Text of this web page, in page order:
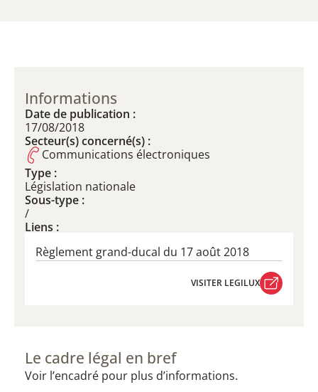
Informations
Date de publication :
17/08/2018
Secteur(s) concerné(s) :
Communications électroniques
Type :
Législation nationale
Sous-type :
/
Liens :
Règlement grand-ducal du 17 août 2018
VISITER LEGILUX
Le cadre légal en bref
Voir l’encadré pour plus d’informations.